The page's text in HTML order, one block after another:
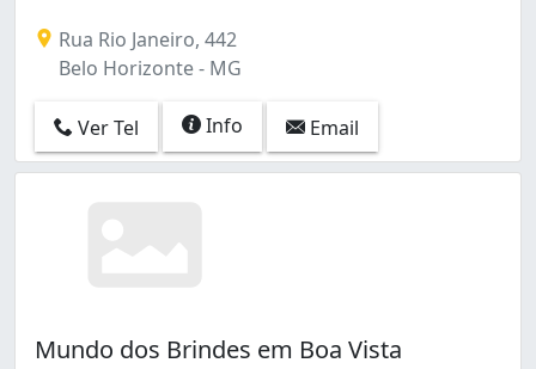
Rua Rio Janeiro, 442
Belo Horizonte - MG
Ver Tel Info Email
Mundo dos Brindes em Boa Vista